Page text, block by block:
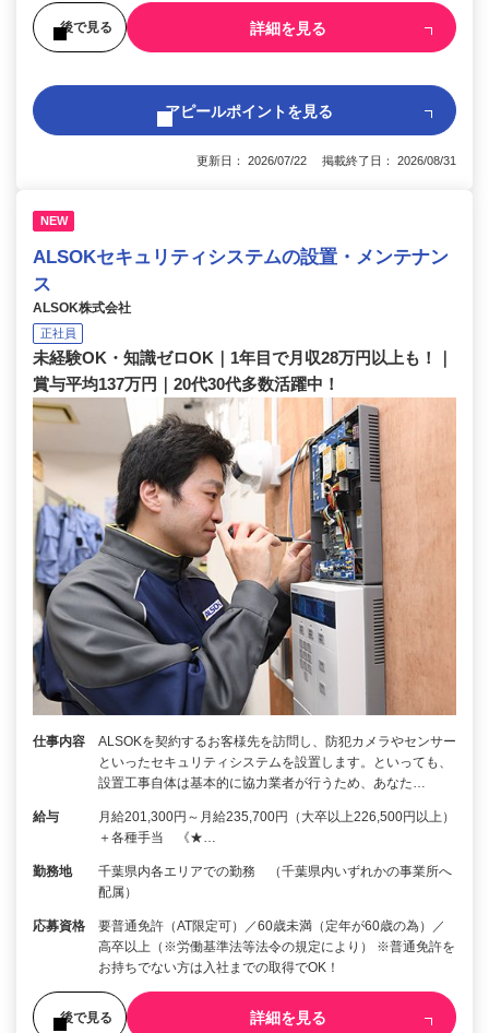
後で見る 詳細を見る
アピールポイントを見る
更新日： 2026/07/22 掲載終了日： 2026/08/31
NEW
ALSOKセキュリティシステムの設置・メンテナン
ス
ALSOK株式会社
正社員
未経験OK・知識ゼロOK｜1年目で月収28万円以上も！｜
賞与平均137万円｜20代30代多数活躍中！
仕事内容
ALSOKを契約するお客様先を訪問し、防犯カメラやセンサー
といったセキュリティシステムを設置します。といっても、
設置工事自体は基本的に協力業者が行うため、あなた…
給与
月給201,300円～月給235,700円（大卒以上226,500円以上）
＋各種手当 《★…
勤務地
千葉県内各エリアでの勤務 （千葉県内いずれかの事業所へ
配属）
応募資格
要普通免許（AT限定可）／60歳未満（定年が60歳の為）／
高卒以上（※労働基準法等法令の規定により） ※普通免許を
お持ちでない方は入社までの取得でOK！
後で見る 詳細を見る